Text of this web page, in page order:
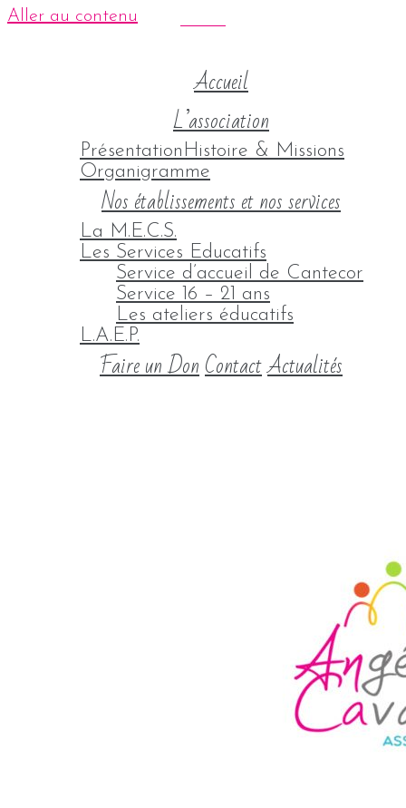
Aller au contenu
Accueil
L’association
Présentation Histoire & Missions
Organigramme
Nos établissements et nos services
La M.E.C.S.
Les Services Educatifs
Service d’accueil de Cantecor
Service 16 – 21 ans
Les ateliers éducatifs
L.A.E.P.
Faire un DonContactActualités